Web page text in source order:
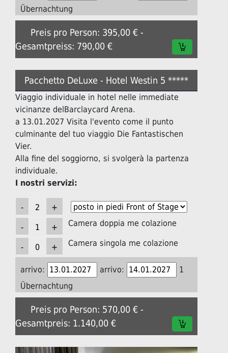
Übernachtung
Preis pro Person: 395,00 € -
Gesamtpreiss: 790,00 €
Pacchetto DeLuxe - Hotel Westin 5 *****
Viaggio individuale in hotel nelle immediate
vicinanze delBarclaycard Arena.
a 13.01.2027 Visita l'evento come il punto
culminante del tuo viaggio Die Fantastischen
Vier.
Alla fine del soggiorno, si svolgerà la partenza
individuale.
I nostri servizi:
Camera doppia me colazione
Camera singola me colazione
arrivo: arrivo:
1
Übernachtung
Preis pro Person: 570,00 € -
Gesamtpreis: 1.140,00 €